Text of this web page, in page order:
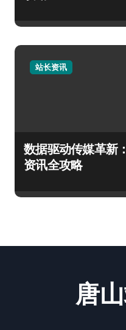
站长资讯
数据驱动传媒革新
资讯全攻略
唐